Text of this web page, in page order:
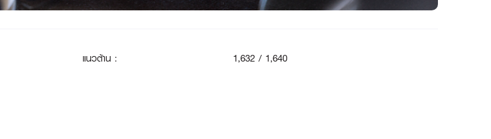
แนวต้าน : 1,632 / 1,640